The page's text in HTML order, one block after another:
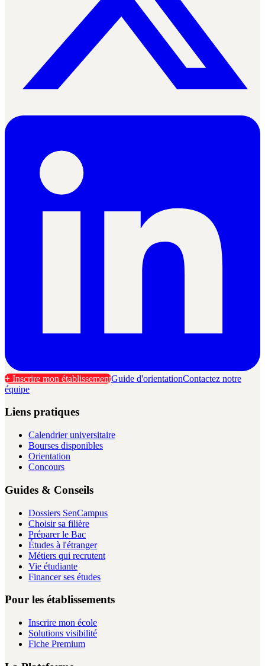
+ Inscrire mon établissementGuide d'orientationContactez notre
équipe
Liens pratiques
Calendrier universitaire
Bourses disponibles
Orientation
Concours
Guides & Conseils
Dossiers SenCampus
Choisir sa filière
Préparer le Bac
Études à l'étranger
Métiers qui recrutent
Vie étudiante
Financer ses études
Pour les établissements
Inscrire mon école
Solutions visibilité
Fiche Premium